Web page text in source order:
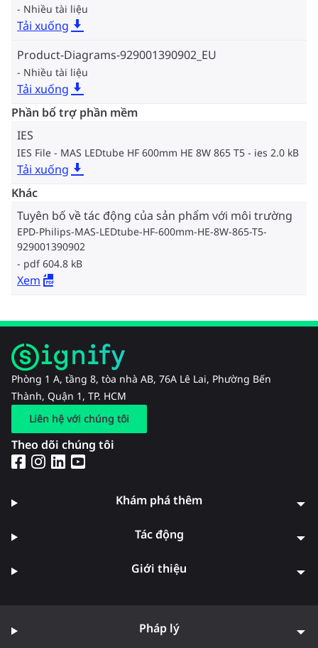
Nhiều tài liệu
Tải xuống
Product-Diagrams-929001390902_EU
Nhiều tài liệu
Tải xuống
Phần bổ trợ phần mềm
IES
IES File - MAS LEDtube HF 600mm HE 8W 865 T5 ies 2.0 kB
Tải xuống
Khác
Tuyên bố về tác động của sản phẩm với môi trường
EPD-Philips-MAS-LEDtube-HF-600mm-HE-8W-865-T5-
929001390902
pdf 604.8 kB
Xem
Phòng 1 A, tầng 8, tòa nhà AB, 76A Lê Lai, Phường Bến
Thành, Quận 1, TP. HCM
Liên hệ với chúng tôi
Theo dõi chúng tôi
Khám phá thêm
Tác động
Giới thiệu
Pháp lý